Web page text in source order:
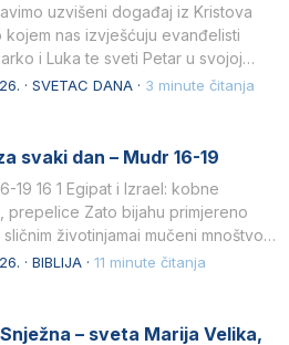
uzvišeni događaj iz Kristova
kojem nas izvješćuju evanđelisti
i Luka te sveti Petar u svojoj
· SVETAC DANA · 3 minute čitanja
svaki dan – Mudr 16-19
19 16 1 Egipat i Izrael: kobne
prepelice Zato bijahu primjereno
životinjamai mučeni mnoštvom
A narod…
· BIBLIJA · 11 minute čitanja
– sveta Marija Velika,